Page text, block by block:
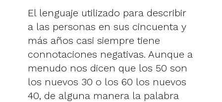
El lenguaje utilizado para describir
a las personas en sus cincuenta y
más años casi siempre tiene
connotaciones negativas. Aunque a
menudo nos dicen que los 50 son
los nuevos 30 o los 60 los nuevos
40, de alguna manera la palabra